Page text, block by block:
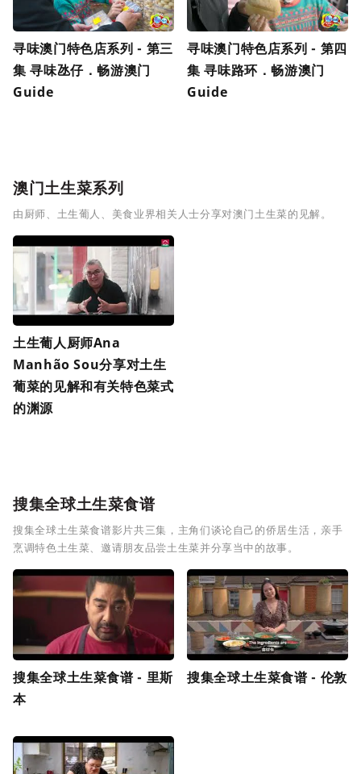
寻味澳门特色店系列 - 第三
集 寻味氹仔．畅游澳门
Guide
寻味澳门特色店系列 - 第四
集 寻味路环．畅游澳门
Guide
澳门土生菜系列
由厨师、土生葡人、美食业界相关人士分享对澳门土生菜的见解。
土生葡人厨师Ana
Manhão Sou分享对土生
葡菜的见解和有关特色菜式
的渊源
搜集全球土生菜食谱
搜集全球土生菜食谱影片共三集，主角们谈论自己的侨居生活，亲手
烹调特色土生菜、邀请朋友品尝土生菜并分享当中的故事。
搜集全球土生菜食谱 - 里斯
本
搜集全球土生菜食谱 - 伦敦